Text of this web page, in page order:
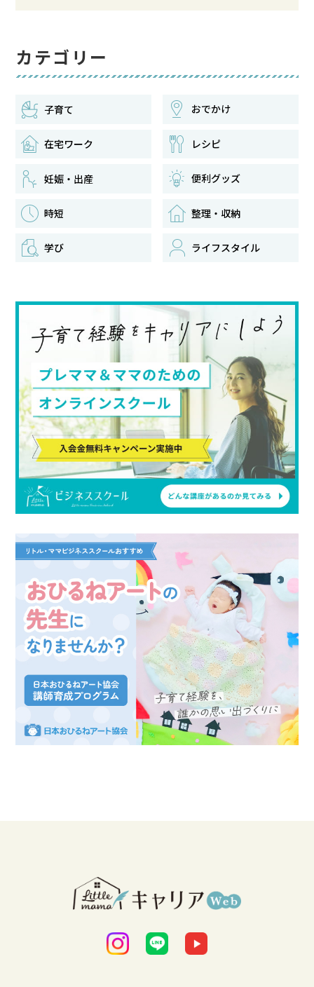
カテゴリー
子育て おでかけ
在宅ワーク レシピ
妊娠・出産 便利グッズ
時短 整理・収納
学び ライフスタイル